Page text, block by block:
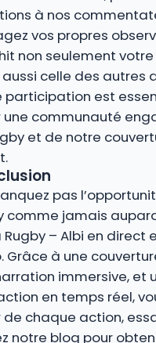
à nos
vos propres
non seulement
celle des autres
participation est
une communauté
et de notre
pas
comme jamais
Rugby – Albi en direct
Grâce à une
immersive, et
en temps réel,
chaque action,
notre blog pour